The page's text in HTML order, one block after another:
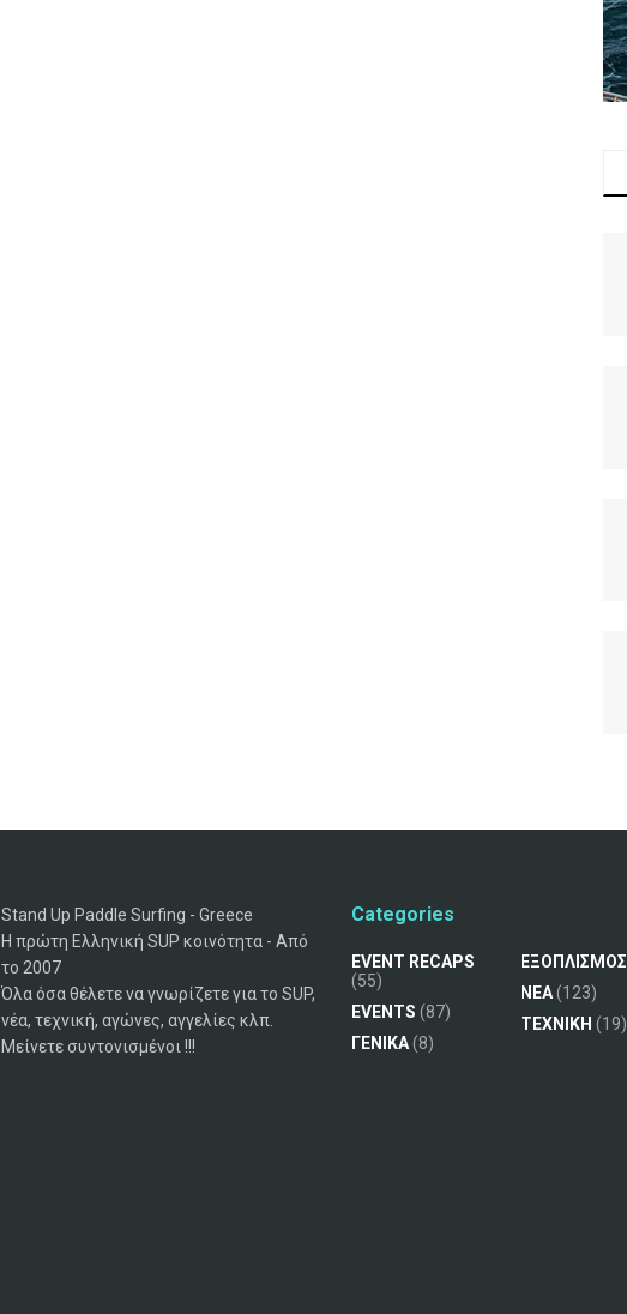
Stand Up Paddle Surfing - Greece
Η πρώτη Ελληνική SUP κοινότητα - Από
το 2007
Όλα όσα θέλετε να γνωρίζετε για το SUP,
νέα, τεχνική, αγώνες, αγγελίες κλπ.
Μείνετε συντονισμένοι !!!
Categories
EVENT RECAPS
(55)
EVENTS (87)
ΓΕΝΙΚΑ(8)
ΕΞΟΠΛΙΣΜΟΣ
ΝΕΑ(123)
ΤΕΧΝΙΚΗ (19)